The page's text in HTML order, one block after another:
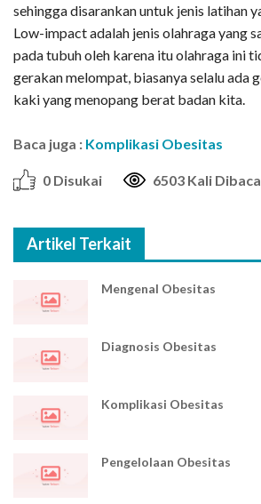
sehingga disarankan untuk jenis latihan
Low-impact adalah jenis olahraga yang
pada tubuh oleh karena itu olahraga ini
gerakan melompat, biasanya selalu ada
kaki yang menopang berat badan kita.
Baca juga : Komplikasi Obesitas
0 Disukai 6503 Kali Dibaca
Artikel Terkait
Mengenal Obesitas
Diagnosis Obesitas
Komplikasi Obesitas
Pengelolaan Obesitas